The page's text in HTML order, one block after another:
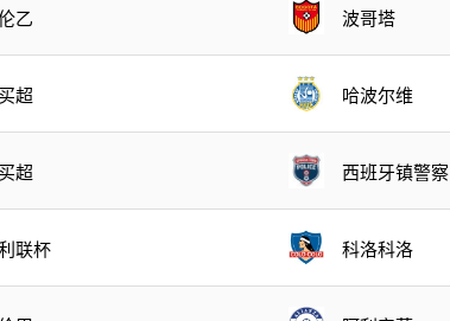
乙 波哥塔
超 哈波尔维
超 西班牙镇警察
联杯 科洛科洛